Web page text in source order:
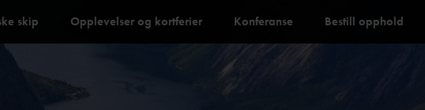
skip Opplevelser og kortferier Konferanse Bestill opphold